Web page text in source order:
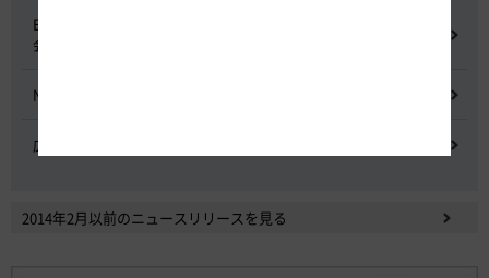
E20 中央道を跨ぐ橋梁の耐震補強工事施工不良に関する調査委員
会
NEXCO中日本における降雪時の対応に関する検討会
広域的なETCシステム障害発生時の危機管理検討委員会
2014年2月以前のニュースリリースを見る